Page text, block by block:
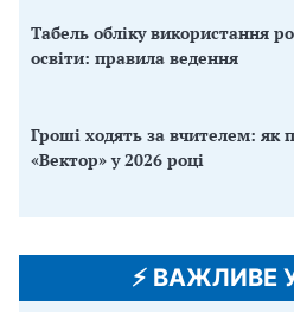
Табель обліку використання
освіти: правила ведення
Гроші ходять за вчителем:
«Вектор» у 2026 році
⚡️ ВАЖЛИВЕ